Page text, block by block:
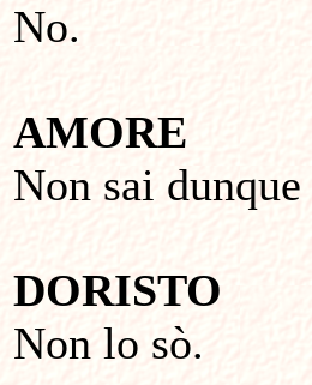
No.
AMORE
Non sai
DORISTO
Non lo sò.